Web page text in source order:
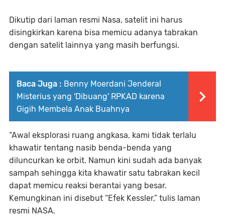
Dikutip dari laman resmi Nasa, satelit ini harus
disingkirkan karena bisa memicu adanya tabrakan
dengan satelit lainnya yang masih berfungsi.
Baca Juga : Benny Moerdani Jenderal
Misterius yang 'Dibuang' RPKAD karena
Gigih Membela Anak Buahnya
“Awal eksplorasi ruang angkasa, kami tidak terlalu
khawatir tentang nasib benda-benda yang
diluncurkan ke orbit. Namun kini sudah ada banyak
sampah sehingga kita khawatir satu tabrakan kecil
dapat memicu reaksi berantai yang besar.
Kemungkinan ini disebut “Efek Kessler,” tulis laman
resmi NASA.